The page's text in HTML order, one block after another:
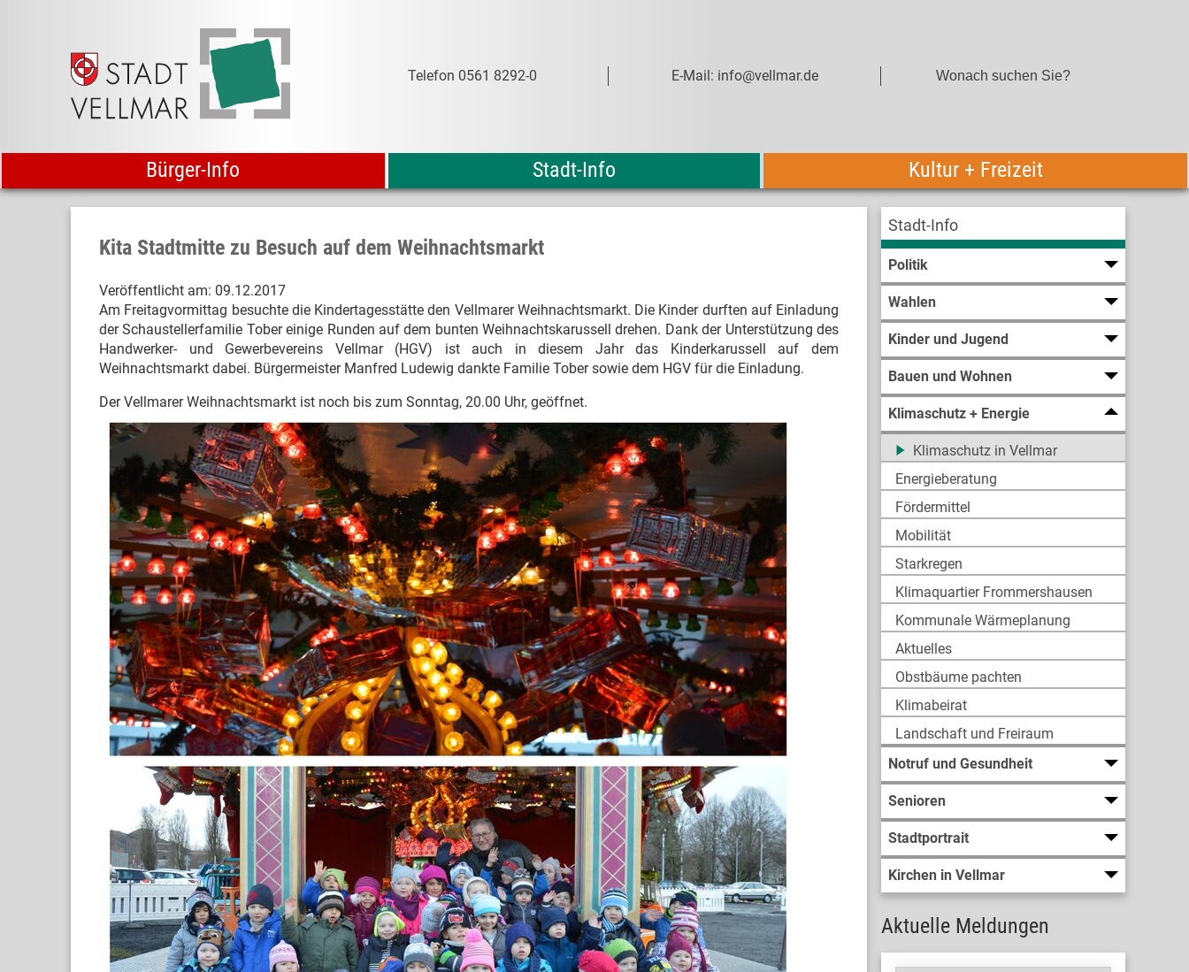
Telefon 0561 8292-0 E-Mail: info@vellmar.de
Bürger-Info Stadt-Info Kultur + Freizeit
Stadt-Info
Politik
Wahlen
Kinder und Jugend
Bauen und Wohnen
Klimaschutz + Energie
Klimaschutz in Vellmar
Energieberatung
Fördermittel
Mobilität
Starkregen
Klimaquartier Frommershausen
Kommunale Wärmeplanung
Aktuelles
Obstbäume pachten
Klimabeirat
Landschaft und Freiraum
Notruf und Gesundheit
Senioren
Stadtportrait
Kirchen in Vellmar
Aktuelle Meldungen
Kita Stadtmitte zu Besuch auf dem Weihnachtsmarkt
Veröffentlicht am: 09.12.2017
Am Freitagvormittag besuchte die Kindertagesstätte den Vellmarer Weihnachtsmarkt. Die Kinder durften auf Einladung
der Schaustellerfamilie Tober einige Runden auf dem bunten Weihnachtskarussell drehen. Dank der Unterstützung des
Handwerker- und Gewerbevereins Vellmar (HGV) ist auch in diesem Jahr das Kinderkarussell auf dem
Weihnachtsmarkt dabei. Bürgermeister Manfred Ludewig dankte Familie Tober sowie dem HGV für die Einladung.
Der Vellmarer Weihnachtsmarkt ist noch bis zum Sonntag, 20.00 Uhr, geöffnet.